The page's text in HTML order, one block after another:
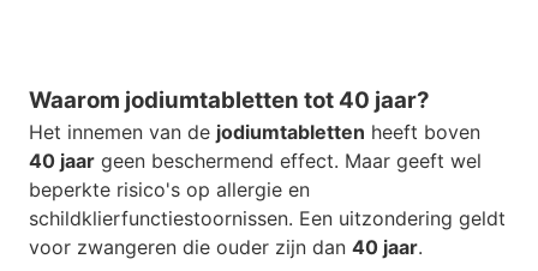
Waarom jodiumtabletten tot 40 jaar?
Het innemen van de jodiumtabletten heeft boven
40 jaar geen beschermend effect. Maar geeft wel
beperkte risico's op allergie en
schildklierfunctiestoornissen. Een uitzondering geldt
voor zwangeren die ouder zijn dan 40 jaar.